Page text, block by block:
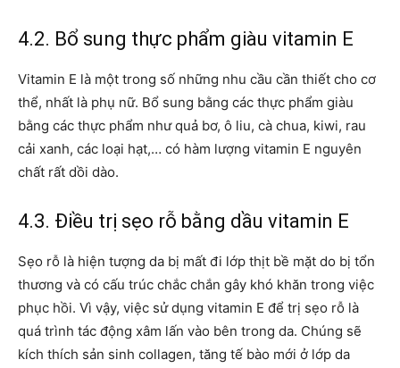
4.2. Bổ sung thực phẩm giàu vitamin E
Vitamin E là một trong số những nhu cầu cần thiết cho cơ
thể, nhất là phụ nữ. Bổ sung bằng các thực phẩm giàu
bằng các thực phẩm như quả bơ, ô liu, cà chua, kiwi, rau
cải xanh, các loại hạt,… có hàm lượng vitamin E nguyên
chất rất dồi dào.
4.3. Điều trị sẹo rỗ bằng dầu vitamin E
Sẹo rỗ là hiện tượng da bị mất đi lớp thịt bề mặt do bị tổn
thương và có cấu trúc chắc chắn gây khó khăn trong việc
phục hồi. Vì vậy, việc sử dụng vitamin E để trị sẹo rỗ là
quá trình tác động xâm lấn vào bên trong da. Chúng sẽ
kích thích sản sinh collagen, tăng tế bào mới ở lớp da